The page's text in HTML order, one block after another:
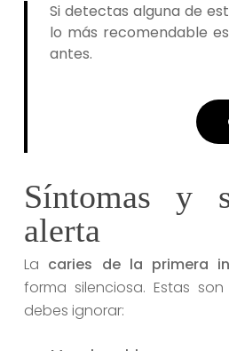
Si detectas alguna de
lo más recomendable
antes.
Síntomas y
alerta
La caries de la primera
forma silenciosa. Estas
debes ignorar: